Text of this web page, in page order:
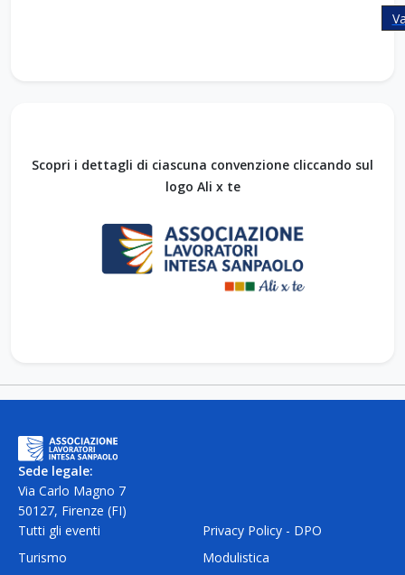
Scopri i dettagli di ciascuna convenzione cliccando sul
logo Ali x te
Sede legale:
Via Carlo Magno 7
50127, Firenze (FI)
Tutti gli eventi
Turismo
Privacy Policy - DPO
Modulistica